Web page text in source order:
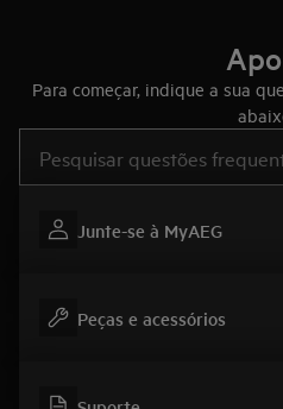
Para começar, indique a sua
Junte-se à MyAEG
Peças e acessórios